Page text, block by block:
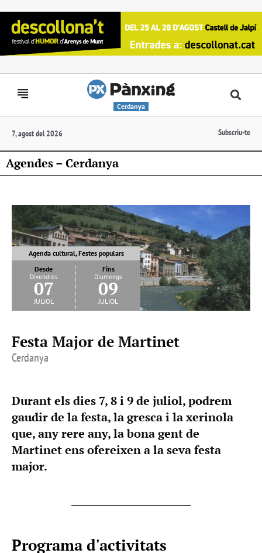
Cerdanya
7, agost del 2026 Subscriu-te
Agendes – Cerdanya
Agenda cultural, Festes populars
Desde
Divendres
07
juliol
Fins
Diumenge
09
juliol
Festa Major de Martinet
Cerdanya
Durant els dies 7, 8 i 9 de juliol, podrem
gaudir de la festa, la gresca i la xerinola
que, any rere any, la bona gent de
Martinet ens ofereixen a la seva festa
major.
Programa d'activitats